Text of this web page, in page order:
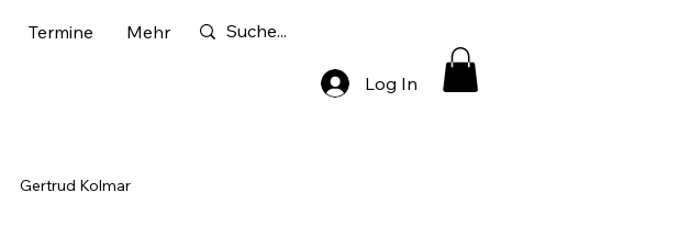
Termine Mehr
Log In
Gertrud Kolmar